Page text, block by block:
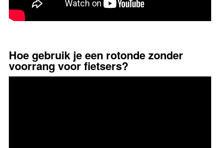
Hoe gebruik je een rotonde zonder
voorrang voor fietsers?